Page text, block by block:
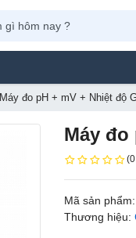
Máy đo pH + mV + Nhiệt độ
Máy đo
Mã sản
Thương hiệu: